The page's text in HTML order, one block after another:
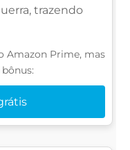
trazendo
Amazon Prime, mas